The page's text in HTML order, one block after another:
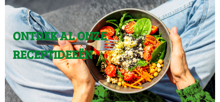
ONTDEK AL ONZE
RECEPTIDEEËN